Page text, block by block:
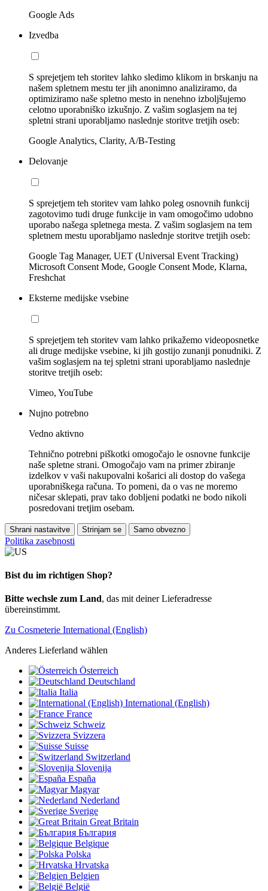
Google Ads
Izvedba
S sprejetjem teh storitev lahko sledimo klikom in brskanju na
našem spletnem mestu ter jih anonimno analiziramo, da
optimiziramo naše spletno mesto in nenehno izboljšujemo
celotno uporabniško izkušnjo. Z vašim soglasjem na tej
spletni strani uporabljamo naslednje storitve tretjih oseb:
Google Analytics, Clarity, A/B-Testing
Delovanje
S sprejetjem teh storitev vam lahko poleg osnovnih funkcij
zagotovimo tudi druge funkcije in vam omogočimo udobno
uporabo našega spletnega mesta. Z vašim soglasjem na tem
spletnem mestu uporabljamo naslednje storitve tretjih oseb:
Google Tag Manager, UET (Universal Event Tracking)
Microsoft Consent Mode, Google Consent Mode, Klarna,
Freshchat
Eksterne medijske vsebine
S sprejetjem teh storitev vam lahko prikažemo videoposnetke
ali druge medijske vsebine, ki jih gostijo zunanji ponudniki. Z
vašim soglasjem na tej spletni strani uporabljamo naslednje
storitve tretjih oseb:
Vimeo, YouTube
Nujno potrebno
Vedno aktivno
Tehnično potrebni piškotki omogočajo le osnovne funkcije
naše spletne strani. Omogočajo vam na primer zbiranje
izdelkov v vaši nakupovalni košarici ali dostop do vašega
uporabniškega računa. To pomeni, da o vas ne moremo
ničesar sklepati, prav tako dobljeni podatki ne bodo nikoli
posredovani tretjim osebam.
Shrani nastavitve Strinjam se Samo obvezno
Politika zasebnosti
Bist du im richtigen Shop?
Bitte wechsle zum Land, das mit deiner Lieferadresse
übereinstimmt.
Zu Cosmeterie International (English)
Anderes Lieferland wählen
Österreich
Deutschland
Italia
International (English)
France
Schweiz
Svizzera
Suisse
Switzerland
Slovenija
España
Magyar
Nederland
Sverige
Great Britain
България
Belgique
Polska
Hrvatska
Belgien
België